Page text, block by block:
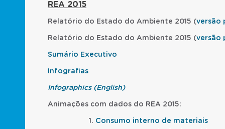
REA 2015
Relatório do Estado do Ambiente 2015 (versão
Relatório do Estado do Ambiente 2015 (versão
Sumário Executivo
Infografias
Infographics (English)
Animações com dados do REA 2015:
Consumo interno de materiais